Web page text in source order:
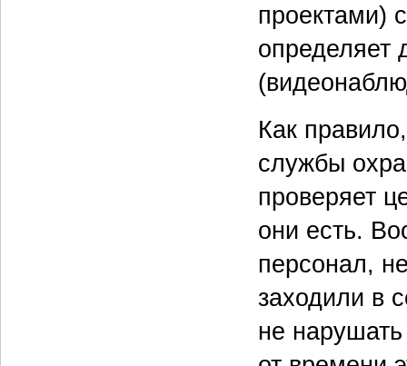
проектами)
определяет
Как
службы
проверяет
они есть.
персонал,
заходили в
не